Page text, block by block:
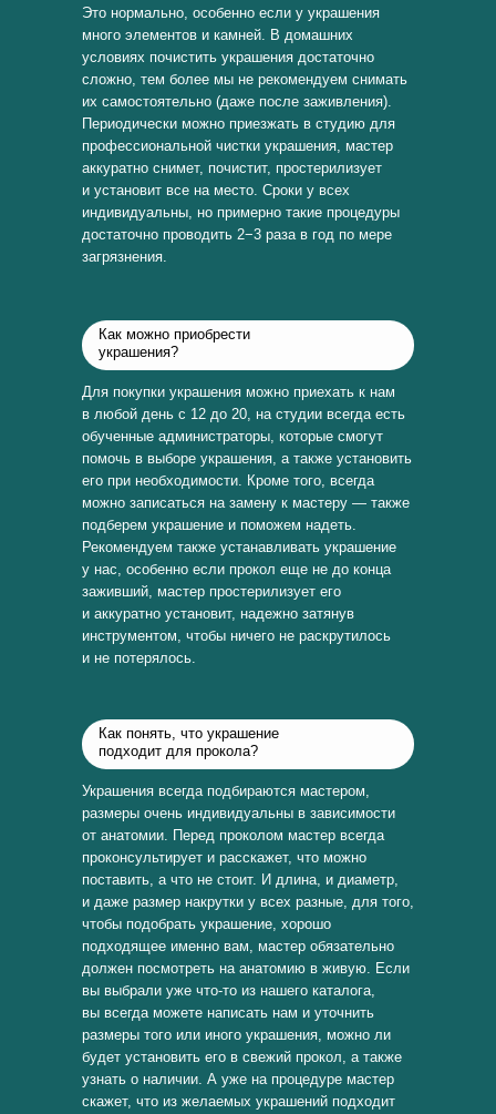
Это нормально, особенно если у украшения
много элементов и камней. В домашних
условиях почистить украшения достаточно
сложно, тем более мы не рекомендуем снимать
их самостоятельно (даже после заживления).
Периодически можно приезжать в студию для
профессиональной чистки украшения, мастер
аккуратно снимет, почистит, простерилизует
и установит все на место. Сроки у всех
индивидуальны, но примерно такие процедуры
достаточно проводить 2−3 раза в год по мере
загрязнения.
Как можно приобрести
украшения?
Для покупки украшения можно приехать к нам
в любой день с 12 до 20, на студии всегда есть
обученные администраторы, которые смогут
помочь в выборе украшения, а также установить
его при необходимости. Кроме того, всегда
можно записаться на замену к мастеру — также
подберем украшение и поможем надеть.
Рекомендуем также устанавливать украшение
у нас, особенно если прокол еще не до конца
заживший, мастер простерилизует его
и аккуратно установит, надежно затянув
инструментом, чтобы ничего не раскрутилось
и не потерялось.
Как понять, что украшение
подходит для прокола?
Украшения всегда подбираются мастером,
размеры очень индивидуальны в зависимости
от анатомии. Перед проколом мастер всегда
проконсультирует и расскажет, что можно
поставить, а что не стоит. И длина, и диаметр,
и даже размер накрутки у всех разные, для того,
чтобы подобрать украшение, хорошо
подходящее именно вам, мастер обязательно
должен посмотреть на анатомию в живую. Если
вы выбрали уже что-то из нашего каталога,
вы всегда можете написать нам и уточнить
размеры того или иного украшения, можно ли
будет установить его в свежий прокол, а также
узнать о наличии. А уже на процедуре мастер
скажет, что из желаемых украшений подходит